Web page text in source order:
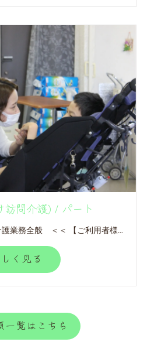
訪問介護) / パート
＞＞ 障害者専門の訪問介護業務全般 ＜＜ 【ご利用者様宅に訪問していただきます】 ■入浴・食事・排泄等の身体介護 ■家族援助 ■移動支援サービスなど ※訪問地域：相模原市、大和市、座間市 (現場によって異なります) ※直行・直帰となります。 ※未経験者でも安心して働けます。
く見る
一覧はこちら